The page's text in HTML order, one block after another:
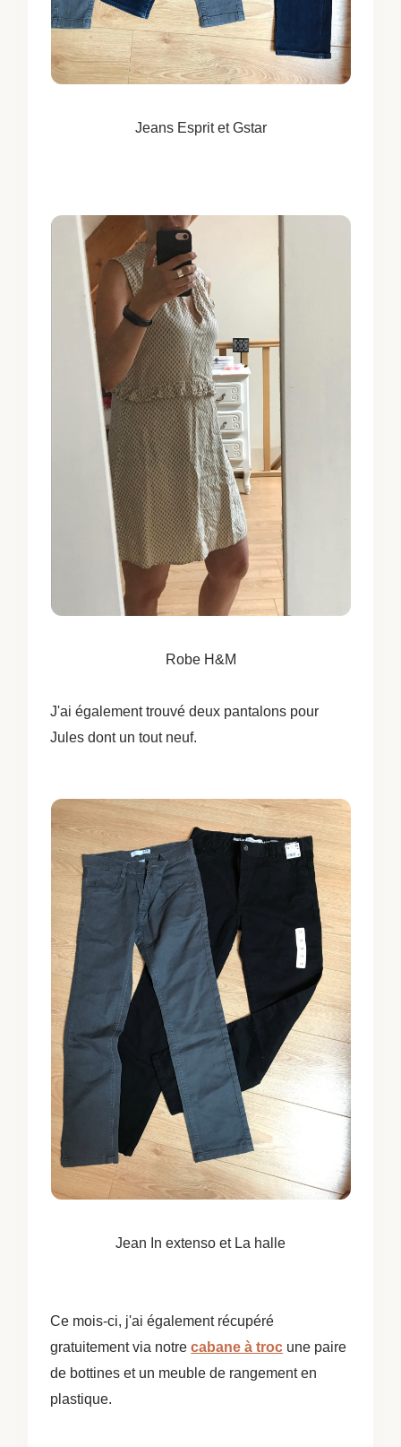
Jeans Esprit et Gstar
Robe H&M
J'ai également trouvé deux pantalons pour
Jules dont un tout neuf.
Jean In extenso et La halle
Ce mois-ci, j'ai également récupéré
gratuitement via notrecabane à troc une paire
de bottines et un meuble de rangement en
plastique.